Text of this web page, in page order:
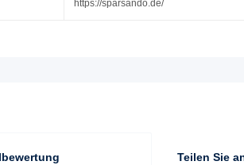
https://sparsando.de/
Teilen Sie